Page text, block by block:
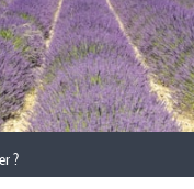
?